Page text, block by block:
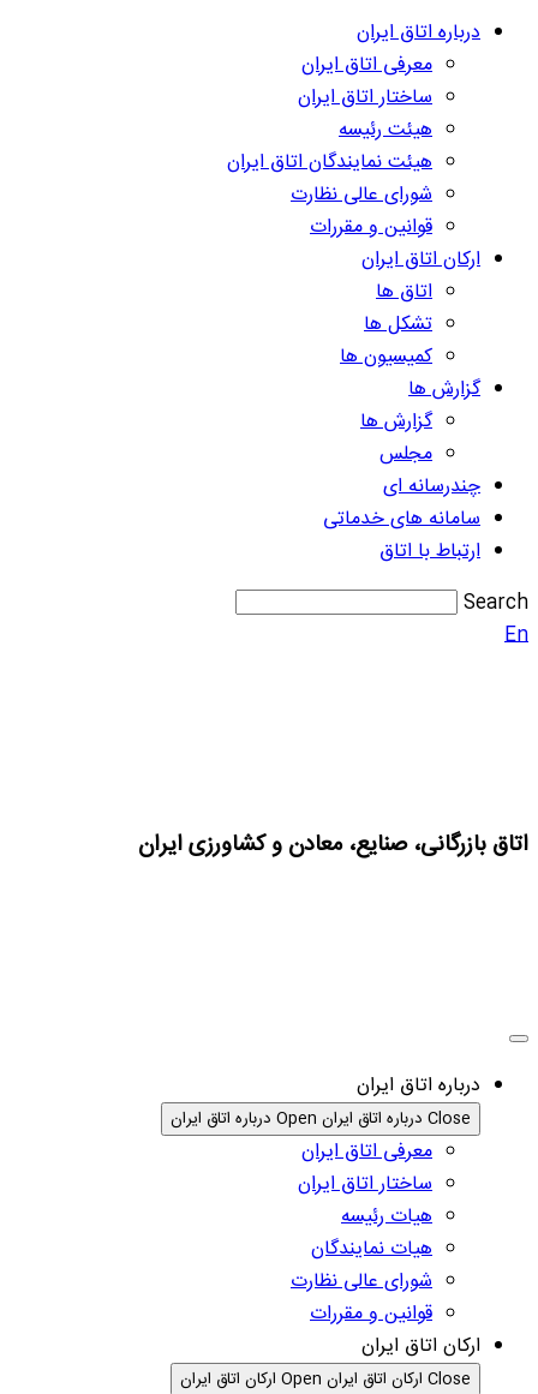
درباره اتاق ایران
معرفی اتاق ایران
ساختار اتاق ایران
هیئت رئیسه
هیئت نمایندگان اتاق ایران
شورای عالی نظارت
قوانین و مقررات
ارکان اتاق ایران
اتاق ها
تشکل ها
کمیسیون ها
گزارش ها
گزارش ها
مجلس
چندرسانه ای
سامانه های خدماتی
ارتباط با اتاق
Search
En
اتاق بازرگانی، صنایع، معادن و کشاورزی ایران
درباره اتاق ایران
Close درباره اتاق ایران Open درباره اتاق ایران
معرفی اتاق ایران
ساختار اتاق ایران
هیات رئیسه
هیات نمایندگان
شورای عالی نظارت
قوانین و مقررات
ارکان اتاق ایران
Close ارکان اتاق ایران Open ارکان اتاق ایران